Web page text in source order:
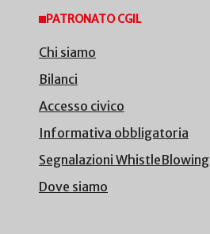
PATRONATO CGIL
Chi siamo
Bilanci
Accesso civico
Informativa obbligatoria
Segnalazioni WhistleBlowing
Dove siamo